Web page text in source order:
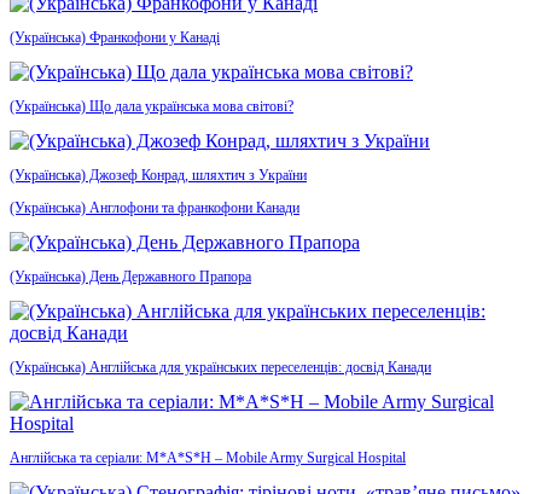
(Українська) Франкофони у Канаді
(Українська) Що дала українська мова світові?
(Українська) Джозеф Конрад, шляхтич з України
(Українська) Англофони та франкофони Канади
(Українська) День Державного Прапора
(Українська) Англійська для українських переселенців: досвід Канади
Англійська та серіали: M*A*S*H – Mobile Army Surgical Hospital